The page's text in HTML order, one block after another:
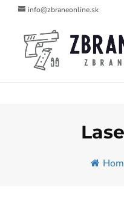
info@zbraneonline.sk